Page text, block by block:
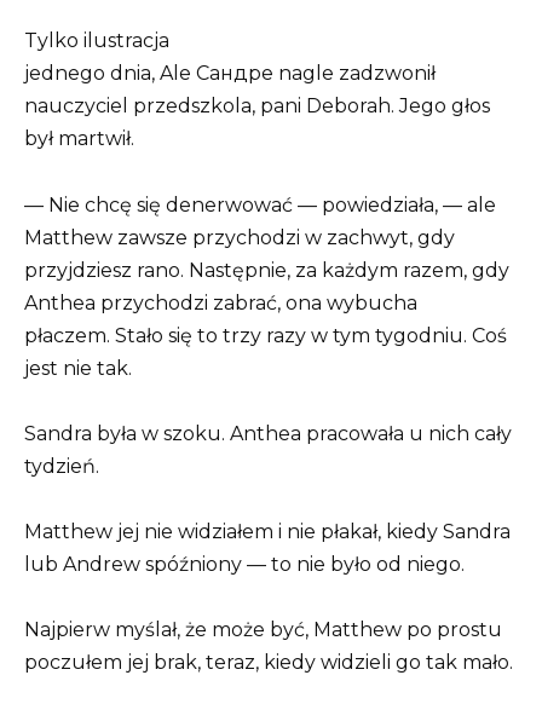
Tylko ilustracja
jednego dnia, Ale Сандре nagle zadzwonił
nauczyciel przedszkola, pani Deborah. Jego głos
był martwił.
— Nie chcę się denerwować — powiedziała, — ale
Matthew zawsze przychodzi w zachwyt, gdy
przyjdziesz rano. Następnie, za każdym razem, gdy
Anthea przychodzi zabrać, ona wybucha
płaczem. Stało się to trzy razy w tym tygodniu. Coś
jest nie tak.
Sandra była w szoku. Anthea pracowała u nich cały
tydzień.
Matthew jej nie widziałem i nie płakał, kiedy Sandra
lub Andrew spóźniony — to nie było od niego.
Najpierw myślał, że może być, Matthew po prostu
poczułem jej brak, teraz, kiedy widzieli go tak mało.